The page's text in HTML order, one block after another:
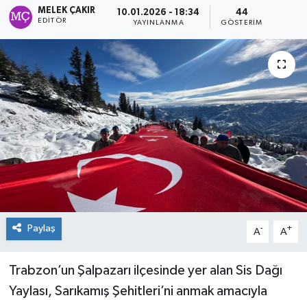
MELEK ÇAKIR
EDITÖR
10.01.2026 - 18:34
YAYINLANMA
44
GÖSTERIM
Paylaş A- A+
Trabzon’un Şalpazarı ilçesinde yer alan Sis Dağı
Yaylası, Sarıkamış Şehitleri’ni anmak amacıyla